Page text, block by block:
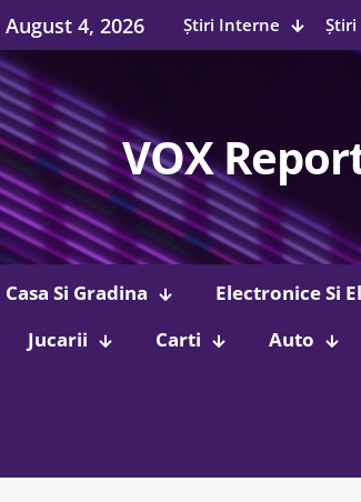
August 4, 2026 Știri Interne Știri
VOX
Casa Si Gradina Electronice Si
Jucarii
Carti Auto